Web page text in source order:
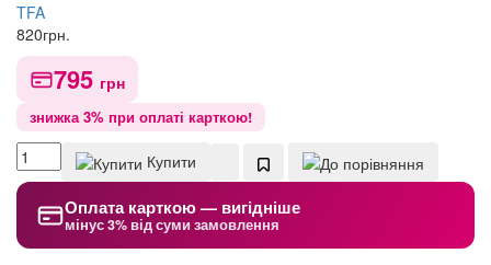
TFA
820грн.
795 грн
знижка 3% при оплаті карткою!
Купити
Оплата карткою — вигідніше
мінус 3% від суми замовлення